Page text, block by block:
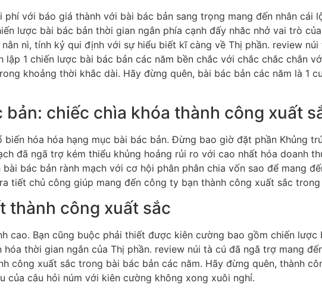
lược bài bác bản thời gian ngắn phía cạnh đấy nhăc nhở vai trò
nì, tính kỷ qui định với sự hiểu biết kĩ càng về Thị phần. review
1 chiến lược bài bác bản các năm bền chắc với chắc chắc chắn
khoảng thời khắc dài. Hãy đừng quên, bài bác bản các năm là 1
chiếc chìa khóa thành công xuất
hóa hóa hạng mục bài bác bản. Đừng bao giờ đặt phần Khủng
đã ngã trợ kém thiểu khủng hoảng rủi ro với cao nhất hóa doanh
bác bản rành mạch với cơ hội phân phân chia vốn sao để mang
tiết chủ công giúp mang đến công ty bạn thành công xuất sắc
thành công xuất sắc
cao. Bạn cũng buộc phải thiết được kiên cường bao gồm chiến lược
thời gian ngắn của Thị phần. review núi tà cú đã ngã trợ mang
công xuất sắc trong bài bác bản các năm. Hãy đừng quên, thành
của câu hỏi núm với kiên cường không xong xuôi nghỉ.